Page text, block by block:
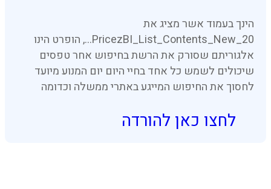
הינך בעמוד אשר מציג את
PricezBI_List_Contents_New_20…, הופרט הינו
אלגוריתם שסורק את הרשת בחיפוש אחר טפסים
שיכולים לשמש כל אחד בחיי היום יום המנוע מיועד
לחסוך את החיפוש המייגע באתרי ממשלה וכדומה
לחצו כאן להורדה